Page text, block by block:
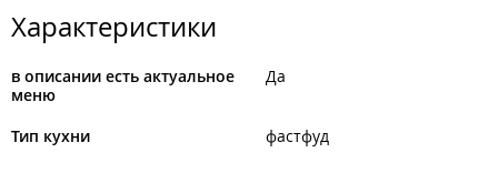
Характеристики
в описании есть актуальное
меню
Да
Тип кухни фастфуд